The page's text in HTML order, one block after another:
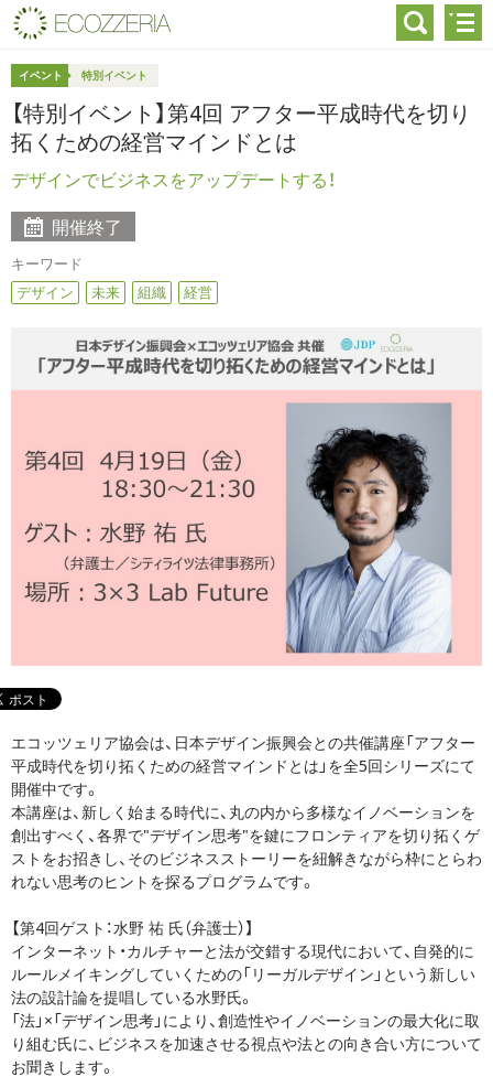
イベント 特別イベント
【特別イベント】第4回 アフター平成時代を切り
拓くための経営マインドとは
デザインでビジネスをアップデートする！
開催終了
キーワード
デザイン
未来 組織 経営
エコッツェリア協会は、日本デザイン振興会との共催講座「アフター
平成時代を切り拓くための経営マインドとは」を全5回シリーズにて
開催中です。
本講座は、新しく始まる時代に、丸の内から多様なイノベーションを
創出すべく、各界で"デザイン思考"を鍵にフロンティアを切り拓くゲ
ストをお招きし、そのビジネスストーリーを紐解きながら枠にとらわ
れない思考のヒントを探るプログラムです。
【第4回ゲスト：水野 祐 氏（弁護士）】
インターネット・カルチャーと法が交錯する現代において、自発的に
ルールメイキングしていくための「リーガルデザイン」という新しい
法の設計論を提唱している水野氏。
「法」×「デザイン思考」により、創造性やイノベーションの最大化に取
り組む氏に、ビジネスを加速させる視点や法との向き合い方について
お聞きします。